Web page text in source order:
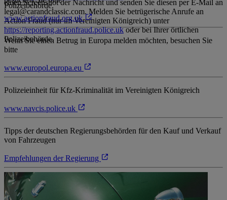
einen Screenshot der Nachricht und senden Sie diesen per E-Mail an
legal@carandclassic.com. Melden Sie betrügerische Anrufe an
Action Fraud (nur im Vereinigten Königreich) unter
https://reporting.actionfraud.police.ukoder bei Ihrer örtlichen
Polizeibehörde.
Polizeibehörde.
www.actionfraud.org.uk
Wenn Sie einen Betrug in Europa melden möchten, besuchen Sie
bitte
www.europol.europa.eu
Polizeieinheit für Kfz-Kriminalität im Vereinigten Königreich
www.navcis.police.uk
Tipps der deutschen Regierungsbehörden für den Kauf und Verkauf
von Fahrzeugen
Empfehlungen der Regierung